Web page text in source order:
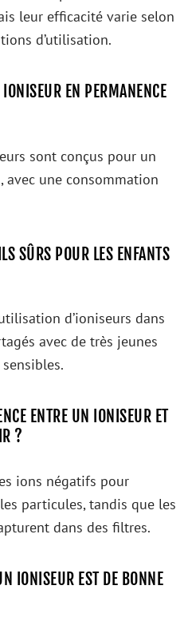
leur efficacité varie selon
d’utilisation.
EN PERMANENCE
sont conçus pour un
une consommation
SÛRS POUR LES ENFANTS
d’ioniseurs dans
avec de très jeunes
ENTRE UN IONISEUR ET
?
ions négatifs pour
particules, tandis que les
dans des filtres.
IONISEUR EST DE BONNE